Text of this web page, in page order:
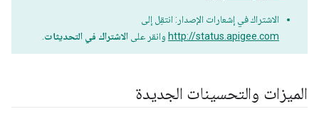
الاشتراك في إشعارات الإصدار: انتقِل إلى
http://status.apigee.com وانقر على الاشتراك في التحديثات
الميزات والتحسينات الجديدة